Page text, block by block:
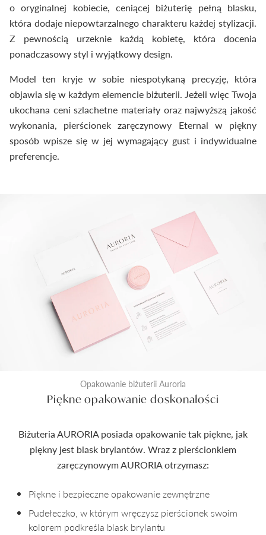
o oryginalnej kobiecie, ceniącej biżuterię pełną blasku,
która dodaje niepowtarzalnego charakteru każdej stylizacji.
Z pewnością urzeknie każdą kobietę, która docenia
ponadczasowy styl i wyjątkowy design.
Model ten kryje w sobie niespotykaną precyzję, która
objawia się w każdym elemencie biżuterii. Jeżeli więc Twoja
ukochana ceni szlachetne materiały oraz najwyższą jakość
wykonania, pierścionek zaręczynowy Eternal w piękny
sposób wpisze się w jej wymagający gust i indywidualne
preferencje.
Opakowanie biżuterii Auroria
Piękne opakowanie doskonałości
Biżuteria AURORIA posiada opakowanie tak piękne, jak
piękny jest blask brylantów. Wraz z pierścionkiem
zaręczynowym AURORIA otrzymasz:
Piękne i bezpieczne opakowanie zewnętrzne
Pudełeczko, w którym wręczysz pierścionek swoim
kolorem podkreśla blask brylantu